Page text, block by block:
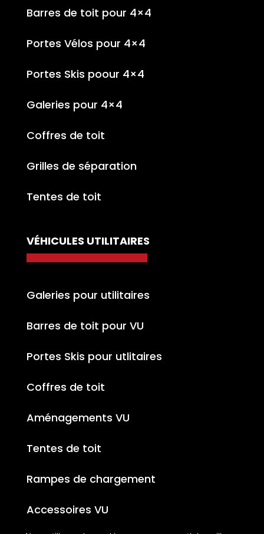
Barres de toit pour 4×4
Portes Vélos pour 4×4
Portes Skis poour 4×4
Galeries pour 4×4
Coffres de toit
Grilles de séparation
Tentes de toit
VÉHICULES UTILITAIRES
Galeries pour utilitaires
Barres de toit pour VU
Portes Skis pour utlitaires
Coffres de toit
Aménagements VU
Tentes de toit
Rampes de chargement
Accessoires VU